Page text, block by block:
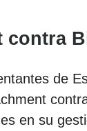
contra
de
en su